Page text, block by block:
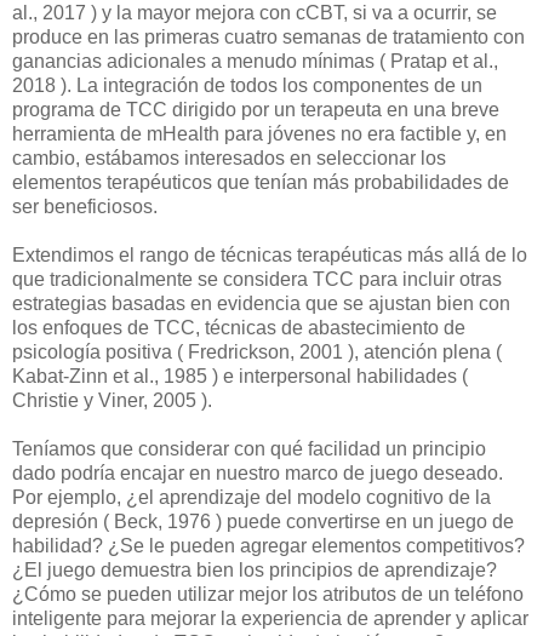
al., 2017 ) y la mayor mejora con cCBT, si va a ocurrir, se
produce en las primeras cuatro semanas de tratamiento con
ganancias adicionales a menudo mínimas ( Pratap et al.,
2018 ). La integración de todos los componentes de un
programa de TCC dirigido por un terapeuta en una breve
herramienta de mHealth para jóvenes no era factible y, en
cambio, estábamos interesados ​​en seleccionar los
elementos terapéuticos que tenían más probabilidades de
ser beneficiosos.
Extendimos el rango de técnicas terapéuticas más allá de lo
que tradicionalmente se considera TCC para incluir otras
estrategias basadas en evidencia que se ajustan bien con
los enfoques de TCC, técnicas de abastecimiento de
psicología positiva ( Fredrickson, 2001 ), atención plena (
Kabat-Zinn et al., 1985 ) e interpersonal habilidades (
Christie y Viner, 2005 ).
Teníamos que considerar con qué facilidad un principio
dado podría encajar en nuestro marco de juego deseado.
Por ejemplo, ¿el aprendizaje del modelo cognitivo de la
depresión ( Beck, 1976 ) puede convertirse en un juego de
habilidad? ¿Se le pueden agregar elementos competitivos?
¿El juego demuestra bien los principios de aprendizaje?
¿Cómo se pueden utilizar mejor los atributos de un teléfono
inteligente para mejorar la experiencia de aprender y aplicar